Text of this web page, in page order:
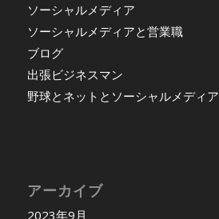
ソーシャルメディア
ソーシャルメディアと営業職
ブログ
出張ビジネスマン
野球とネットとソーシャルメディア
アーカイブ
2023年9月